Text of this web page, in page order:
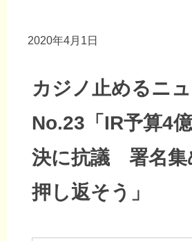
2020年4月1日
カジノ止めるニ
No.23「IR予算4
決に抗議 署名集
押し返そう」